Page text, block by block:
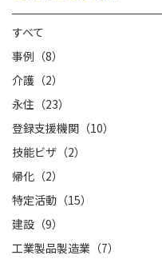
すべて
事例（8）
介護（2）
永住（23）
登録支援機関（10）
技能ビザ（2）
帰化（2）
特定活動（15）
建設（9）
工業製品製造業（7）